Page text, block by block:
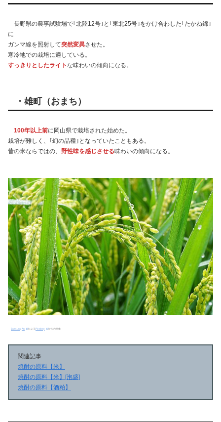
長野県の農事試験場で｢北陸12号｣と｢東北25号｣をかけ合わした｢たかね錦｣
に
ガンマ線を照射して突然変異させた。
寒冷地での栽培に適している。
すっきりとしたライトな味わいの傾向になる。
・雄町（おまち）
100年以上前に岡山県で栽培された始めた。
栽培が難しく、｢幻の品種｣となっていたこともある。
昔の米ならではの、 野性味を感じさせる味わいの傾向になる。
Jaesung An によるPixabay からの画像
関連記事
焼酎の原料【米】
焼酎の原料【米】[泡盛]
焼酎の原料【酒粕】